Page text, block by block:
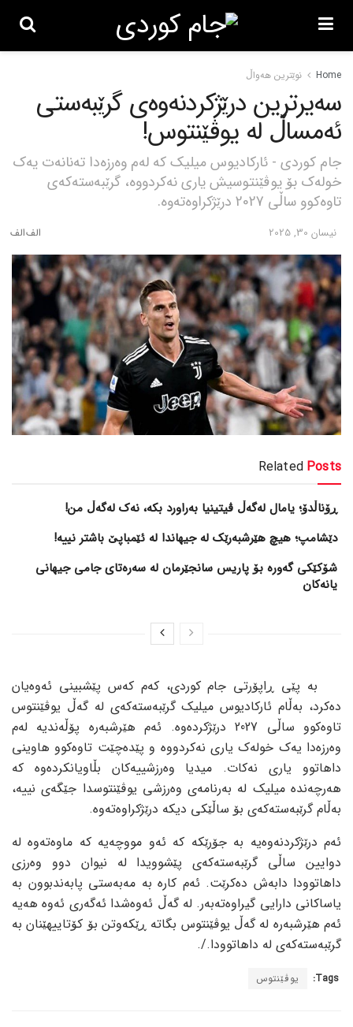
Home نوێترین هەواڵ
سەیرترین درێژکردنەوەی گرێبەستی
ئەمساڵ لە یوڤێنتوس!
جام کوردی - ئارکادیوس میلیک کە لەم وەرزەدا تەنانەت یەک
خولەک بۆ یوڤێنتوسیش یاری نەکردووە، گرێبەستەکەی
تاوەکوو ساڵی 2027 درێژکراوەتەوە.
نیسان 30, 2025
Related Posts
ڕۆناڵدۆ؛ یامال لەگەڵ ڤیتینیا بەراورد بکە، نەک لەگەڵ من!
دێشامپ؛ هیچ هێرشبەرێک لە جیهاندا لە ئێمباپێ باشتر نییە!
شۆکێکی گەورە بۆ پاریس سانجێرمان لە سەرەتای جامی جیهانی
یانەکان
بە پێی ڕاپۆرتی جام کوردی، کەم کەس پێشبینی ئەوەیان
دەکرد، بەڵام ئارکادیوس میلیک گرێبەستەکەی لە گەڵ یوڤێنتوس
تاوەکوو ساڵی 2027 درێژکردەوە. ئەم هێرشبەرە پۆڵەندیە لەم
وەرزەدا یەک خولەک یاری نەکردووە و پێدەچێت تاوەکوو هاوینی
داهاتوو یاری نەکات. میدیا وەرزشییەکان بڵاویانکردەوە کە
هەرچەندە میلیک لە بەرنامەی وەرزشی یوڤێنتوسدا جێگەی نییە،
بەڵام گرێبەستەکەی بۆ ساڵێکی دیکە درێژکراوەتەوە.
ئەم درێژکردنەوەیە بە جۆرێکە کە ئەو مووچەیە کە ماوەتەوە لە
دوایین ساڵی گرێبەستەکەی پێشوویدا لە نیوان دوو وەرزی
داهاتوودا دابەش دەکرێت. ئەم کارە بە مەبەستی پابەندبوون بە
یاساکانی دارایی گیراوەتەبەر. لە گەڵ ئەوەشدا ئەگەری ئەوە هەیە
ئەم هێرشبەرە لە گەڵ یوڤێنتوس بگاتە ڕێکەوتن بۆ کۆتاییهێنان بە
گرێبەستەکەی لە داهاتوودا./.
Tags: یوڤێنتوس